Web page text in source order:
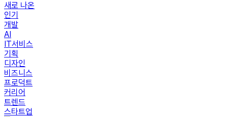
새로 나온
인기
개발
AI
IT서비스
기획
디자인
비즈니스
프로덕트
커리어
트렌드
스타트업